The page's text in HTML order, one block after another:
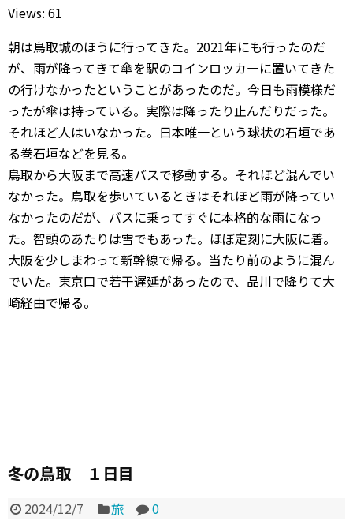
Views: 61
朝は鳥取城のほうに行ってきた。2021年にも行ったのだ
が、雨が降ってきて傘を駅のコインロッカーに置いてきた
の行けなかったということがあったのだ。今日も雨模様だ
ったが傘は持っている。実際は降ったり止んだりだった。
それほど人はいなかった。日本唯一という球状の石垣であ
る巻石垣などを見る。
鳥取から大阪まで高速バスで移動する。それほど混んでい
なかった。鳥取を歩いているときはそれほど雨が降ってい
なかったのだが、バスに乗ってすぐに本格的な雨になっ
た。智頭のあたりは雪でもあった。ほぼ定刻に大阪に着。
大阪を少しまわって新幹線で帰る。当たり前のように混ん
でいた。東京口で若干遅延があったので、品川で降りて大
崎経由で帰る。
冬の鳥取 １日目
2024/12/7 旅
0